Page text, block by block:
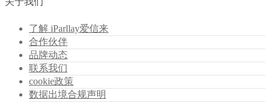
了解 iParllay爱信来
合作伙伴
品牌动态
联系我们
cookie政策
数据出境合规声明